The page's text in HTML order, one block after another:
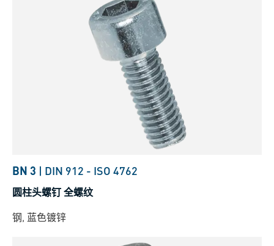
BN 3 | DIN 912 - ISO 4762
圆柱头螺钉 全螺纹
钢, 蓝色镀锌